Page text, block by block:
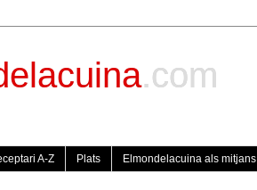
.com
A-Z Plats Elmondelacuina als mitjans